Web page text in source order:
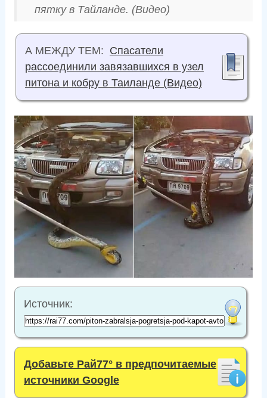
пятку в Тайланде. (Видео)
А МЕЖДУ ТЕМ: Спасатели
рассоединили завязавшихся в узел
питона и кобру в Таиланде (Видео)
Источник:
Добавьте Рай77° в предпочитаемые
источники Google